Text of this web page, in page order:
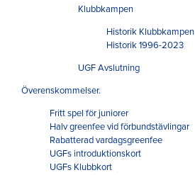
Klubbkampen
Historik Klubbkampen
Historik 1996-2023
UGF Avslutning
Överenskommelser.
Fritt spel för juniorer
Halv greenfee vid förbundstävlingar
Rabatterad vardagsgreenfee
UGFs introduktionskort
UGFs Klubbkort